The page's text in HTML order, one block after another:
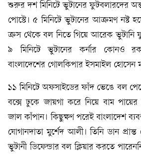
শুরুর দশ মিনিটে ভুটানের ফুটবলারদের
পোস্টে। ৫ মিনিটে ভুটানের আক্রমণ নষ্ট
ক্রস থেকে বল নিতে গিয়ে আরেক ভুটানি
৯ মিনিটে ভুটানের কর্নার কোনও
বাংলাদেশের গোলকিপার ইসমাইল হোসেন
১১ মিনিটে অফসাইডের ফাঁদ ভেঙে বল
বক্সে ঢুকে জায়গা করে নিয়ে বাম
জাল কাঁপান। কিছুক্ষণ পরেই বাংলাদেশ
যোগানদাতা মুর্শেদ আলী। তিনি ডান
ভুটানী ডিফেন্ডার বল ক্লিয়ার করতে